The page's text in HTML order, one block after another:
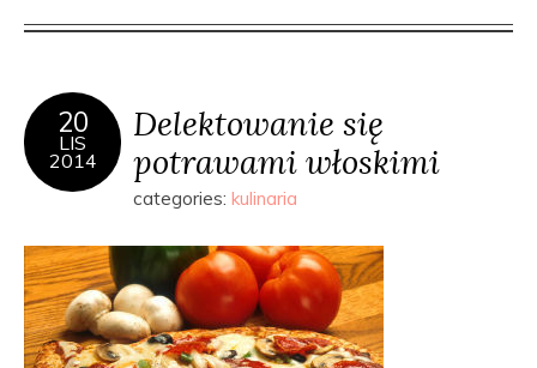
20
LIS
2014
Delektowanie się
potrawami włoskimi
categories: kulinaria